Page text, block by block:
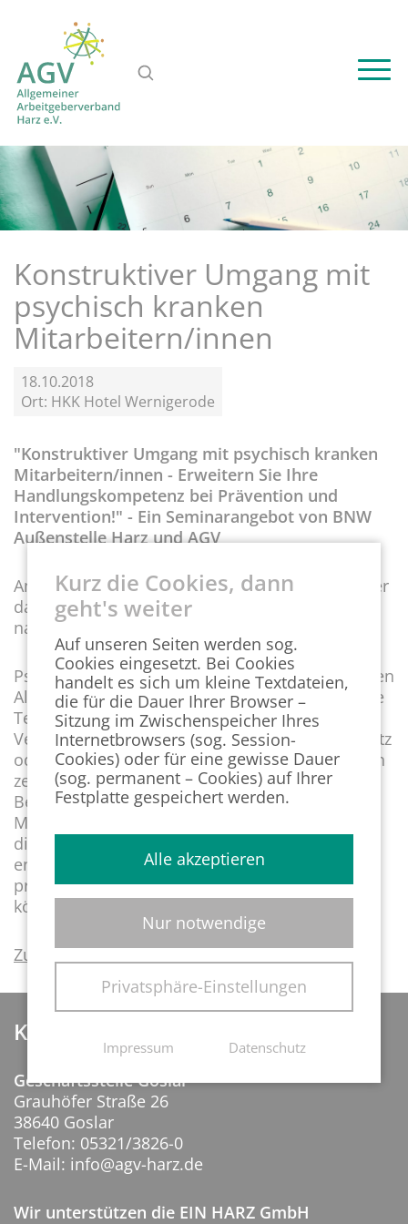
Konstruktiver Umgang mit
psychisch kranken
Mitarbeitern/innen
18.10.2018
Ort: HKK Hotel Wernigerode
"Konstruktiver Umgang mit psychisch kranken
Mitarbeitern/innen - Erweitern Sie Ihre
Handlungskompetenz bei Prävention und
Intervention!" - Ein Seminarangebot von BNW
Außenstelle Harz und AGV
Am 18. Oktober 2018 führte viele Firmenvertreter
das Seminar der BNW Außenstelle und des AGV
nach Wernigerode ins HKK Hotel.
Psychische Erkrankungen führen im betrieblichen
Alltag häufig zu Konflikten und Ausfallzeiten. Die
Teilnehmer konnten ihren Blick für auffällige
Verhaltensweisen, die Betroffene am Arbeitsplatz
oder in der Zusammenarbeit mit Kollegen/innen
zeigen, schärfen und anhand praktischer
Beispiele die Bedürfnisse psychisch kranker
Mitarbeiter/innen erkennen und
diskutieren. Gleichzeitig wurden Lösungswege
entwickelt, um die Betroffenen noch besser
präventiv und unterstützend begleiten zu
können.
Zurück zum Event-Archiv
Kontakt
Geschäftsstelle Goslar
Grauhöfer Straße 26
38640 Goslar
Telefon: 05321/3826-0
E-Mail: info@agv-harz.de
Wir unterstützen die EIN HARZ GmbH
Kurz die Cookies, dann
geht's weiter
Auf unseren Seiten werden sog.
Cookies eingesetzt. Bei Cookies
handelt es sich um kleine Textdateien,
die für die Dauer Ihrer Browser –
Sitzung im Zwischenspeicher Ihres
Internetbrowsers (sog. Session-
Cookies) oder für eine gewisse Dauer
(sog. permanent – Cookies) auf Ihrer
Festplatte gespeichert werden.
Alle akzeptieren
Nur notwendige
Privatsphäre-Einstellungen
Impressum Datenschutz